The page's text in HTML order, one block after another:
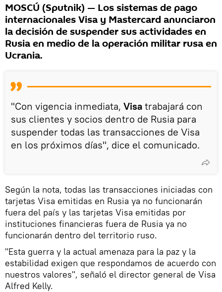
MOSCÚ (Sputnik) — Los sistemas de pago
internacionales Visa y Mastercard anunciaron
la decisión de suspender sus actividades en
Rusia en medio de la operación militar rusa en
Ucrania.
"Con vigencia inmediata, Visa trabajará con
sus clientes y socios dentro de Rusia para
suspender todas las transacciones de Visa
en los próximos días", dice el comunicado.
Según la nota, todas las transacciones iniciadas con
tarjetas Visa emitidas en Rusia ya no funcionarán
fuera del país y las tarjetas Visa emitidas por
instituciones financieras fuera de Rusia ya no
funcionarán dentro del territorio ruso.
"Esta guerra y la actual amenaza para la paz y la
estabilidad exigen que respondamos de acuerdo con
nuestros valores", señaló el director general de Visa
Alfred Kelly.